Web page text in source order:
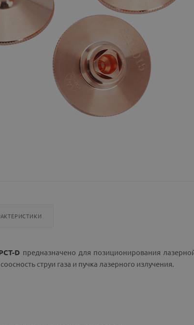
D предназначено для позиционирования
струи газа и пучка лазерного излучения.